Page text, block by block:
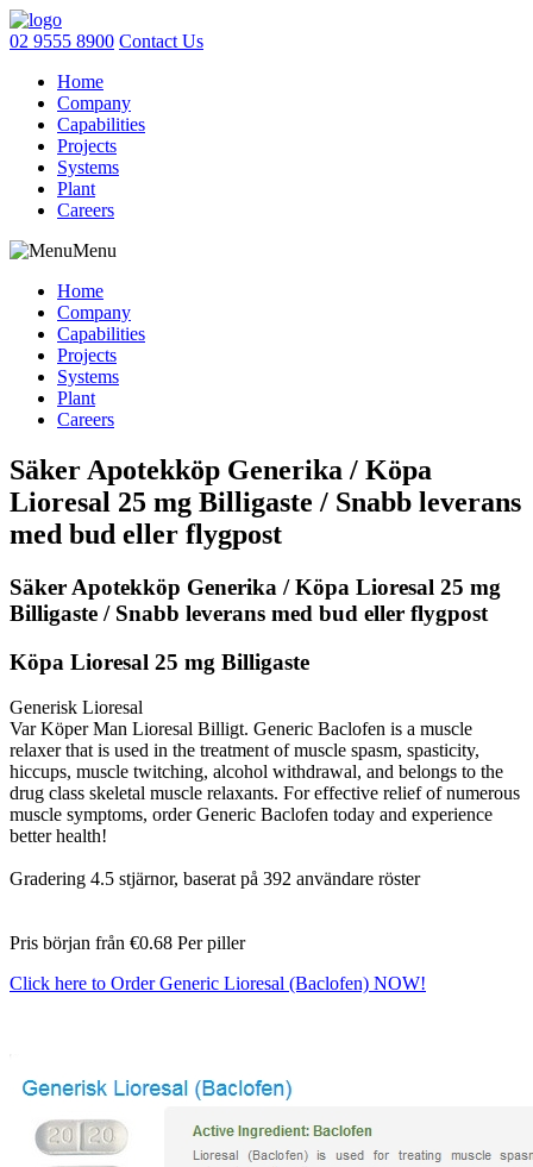
02 9555 8900 Contact Us
Home
Company
Capabilities
Projects
Systems
Plant
Careers
Menu
Home
Company
Capabilities
Projects
Systems
Plant
Careers
Säker Apotekköp Generika / Köpa
Lioresal 25 mg Billigaste / Snabb leverans
med bud eller flygpost
Säker Apotekköp Generika / Köpa Lioresal 25 mg
Billigaste / Snabb leverans med bud eller flygpost
Köpa Lioresal 25 mg Billigaste
Generisk Lioresal
Var Köper Man Lioresal Billigt. Generic Baclofen is a muscle
relaxer that is used in the treatment of muscle spasm, spasticity,
hiccups, muscle twitching, alcohol withdrawal, and belongs to the
drug class skeletal muscle relaxants. For effective relief of numerous
muscle symptoms, order Generic Baclofen today and experience
better health!
Gradering 4.5 stjärnor, baserat på 392 användare röster
Pris början från €0.68 Per piller
Click here to Order Generic Lioresal (Baclofen) NOW!